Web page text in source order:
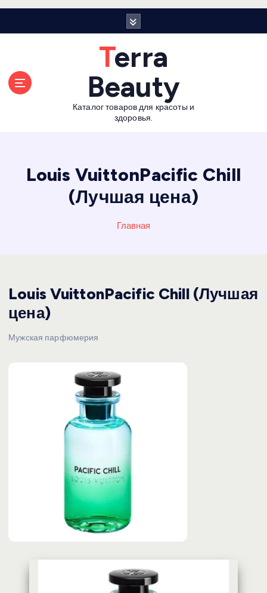
Terra
Beauty
Каталог товаров для красоты и
здоровья.
Louis VuittonPacific Chill
(Лучшая цена)
Главная
Louis VuittonPacific Chill (Лучшая
цена)
Мужская парфюмерия